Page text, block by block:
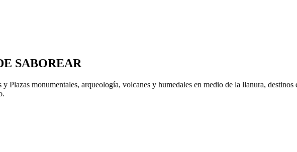
SABOREAR
monumentales, arqueología, volcanes y humedales en medio de la llanura, destinos